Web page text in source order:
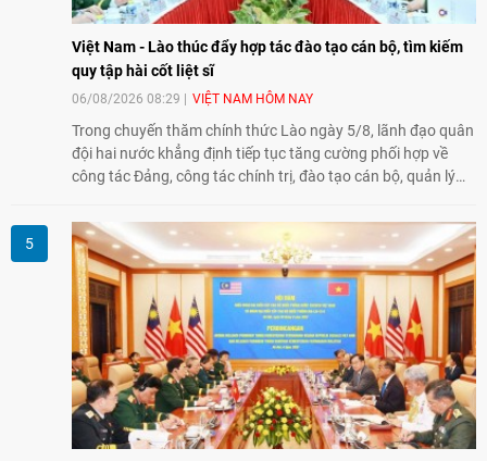
Việt Nam - Lào thúc đẩy hợp tác đào tạo cán bộ, tìm kiếm
quy tập hài cốt liệt sĩ
06/08/2026 08:29 VIỆT NAM HÔM NAY
Trong chuyến thăm chính thức Lào ngày 5/8, lãnh đạo quân
đội hai nước khẳng định tiếp tục tăng cường phối hợp về
công tác Đảng, công tác chính trị, đào tạo cán bộ, quản lý
sâu sắc hơn quan hệ hữu nghị đặc biệt Việt Nam - Lào.